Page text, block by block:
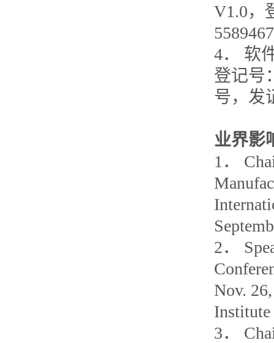
V1.0，
4． 软
登记号
号，发
业界影
1．
2．
Nov.
3．